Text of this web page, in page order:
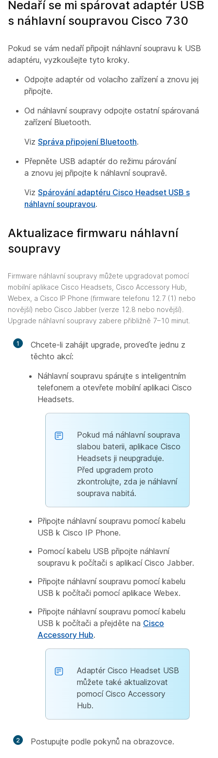
Nedaří se mi spárovat adaptér USB
s náhlavní soupravou Cisco 730
Pokud se vám nedaří připojit náhlavní soupravu k USB
adaptéru, vyzkoušejte tyto kroky.
Odpojte adaptér od volacího zařízení a znovu jej
připojte.
Od náhlavní soupravy odpojte ostatní spárovaná
zařízení Bluetooth.
Viz Správa připojení Bluetooth.
Přepněte USB adaptér do režimu párování
a znovu jej připojte k náhlavní soupravě.
Viz Spárování adaptéru Cisco Headset USB s
náhlavní soupravou.
Aktualizace firmwaru náhlavní
soupravy
Firmware náhlavní soupravy můžete upgradovat pomocí
mobilní aplikace Cisco Headsets, Cisco Accessory Hub,
Webex, a Cisco IP Phone (firmware telefonu 12.7 (1) nebo
novější) nebo Cisco Jabber (verze 12.8 nebo novější).
Upgrade náhlavní soupravy zabere přibližně 7–10 minut.
1
Chcete-li zahájit upgrade, proveďte jednu z
těchto akcí:
Náhlavní soupravu spárujte s inteligentním
telefonem a otevřete mobilní aplikaci Cisco
Headsets.
Pokud má náhlavní souprava
slabou baterii, aplikace Cisco
Headsets ji neupgraduje.
Před upgradem proto
zkontrolujte, zda je náhlavní
souprava nabitá.
Připojte náhlavní soupravu pomocí kabelu
USB k Cisco IP Phone.
Pomocí kabelu USB připojte náhlavní
soupravu k počítači s aplikací Cisco Jabber.
Připojte náhlavní soupravu pomocí kabelu
USB k počítači pomocí aplikace Webex.
Připojte náhlavní soupravu pomocí kabelu
USB k počítači a přejděte na Cisco
Accessory Hub.
Adaptér Cisco Headset USB
můžete také aktualizovat
pomocí Cisco Accessory
Hub.
2 Postupujte podle pokynů na obrazovce.